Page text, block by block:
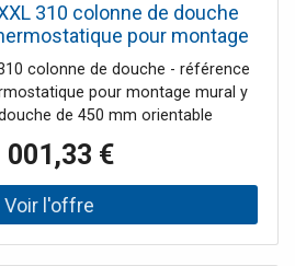
310 colonne de douche
pour montage
mural
colonne de douche - référence
pour montage mural y
de 450 mm orientable
permet le changement entre -
310 douche de tête (27 477
de rotation +/- 15° - douchette á
(27 221 000), ajustable en
001,33 €